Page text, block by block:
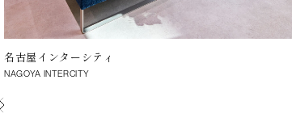
名古屋インターシティ
NAGOYA INTERCITY